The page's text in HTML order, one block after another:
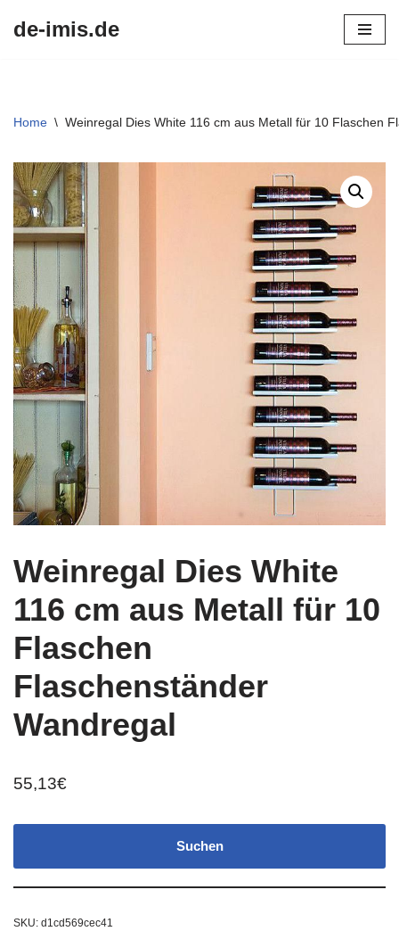
de-imis.de
Home \ Weinregal Dies White 116 cm aus Metall für 10 Flaschen
Weinregal Dies White
116 cm aus Metall für 10
Flaschen
Flaschenständer
Wandregal
55,13€
Suchen
SKU: d1cd569cec41